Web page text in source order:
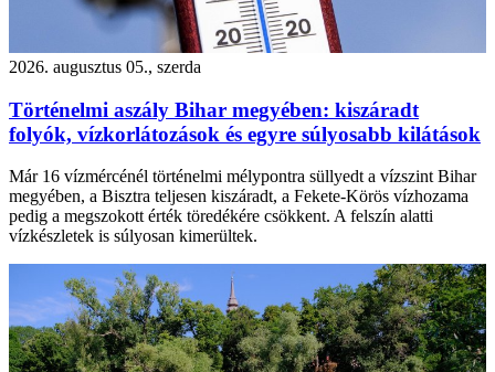
2026. augusztus 05., szerda
Történelmi aszály Bihar megyében: kiszáradt
folyók, vízkorlátozások és egyre súlyosabb kilátások
Már 16 vízmércénél történelmi mélypontra süllyedt a vízszint Bihar
megyében, a Bisztra teljesen kiszáradt, a Fekete-Körös vízhozama
pedig a megszokott érték töredékére csökkent. A felszín alatti
vízkészletek is súlyosan kimerültek.